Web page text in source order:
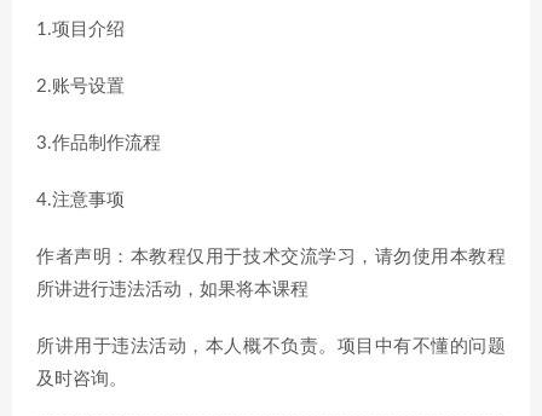
1.项目介绍
2.账号设置
3.作品制作流程
4.注意事项
作者声明：本教程仅用于技术交流学习，请勿使用本教程
所讲进行违法活动，如果将本课程
所讲用于违法活动，本人概不负责。项目中有不懂的问题
及时咨询。